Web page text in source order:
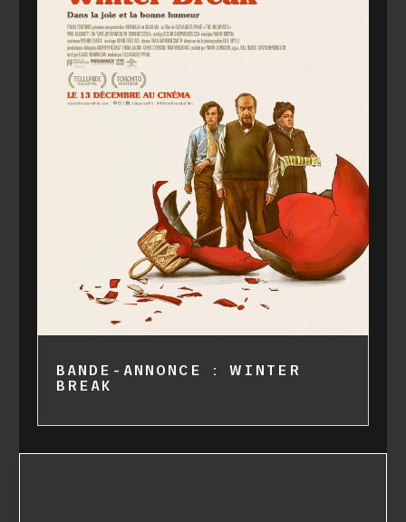
BANDE-ANNONCE : WINTER
BREAK